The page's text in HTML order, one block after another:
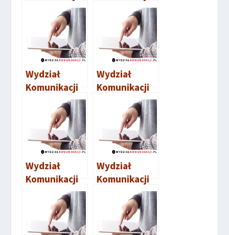
Busko-Zdrój
Wydział
Komunikacji
Wydział
Komunikacji
Wydział
Komunikacji
Wydział
Komunikacji